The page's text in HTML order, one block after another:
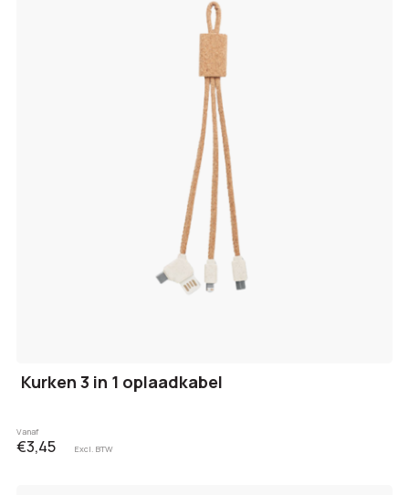
Kurken 3 in 1 oplaadkabel
Vanaf
€3,45 Excl. BTW